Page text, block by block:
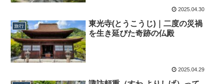
2025.04.30
旅行
東光寺(とうこうじ)｜二度の災禍
を生き延びた奇跡の仏殿
2025.04.29